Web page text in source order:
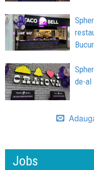
de-al
Jobs